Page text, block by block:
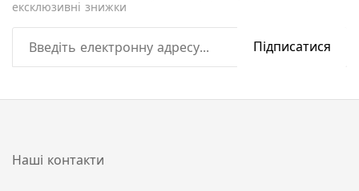
ексклюзивні знижки
Підписатися
Наші контакти